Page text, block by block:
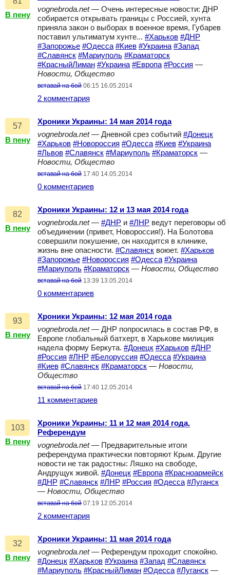
В пену
vognebroda.net— Очень интересные новости: ДНР
собирается открывать границы с Россией, хунта
приняла закон о выборах в военное время, Губарев
поставил ультиматум хунте... #Харьков #ДНР
#Запорожье #Одесса #Киев #Украина #Запад
#Славянск #Мариуполь #Краматорск
#КрасныйЛиман #Украина #Европа #Россия —
Новости, Общество
вставай на бой 06:15 16.05.2014
2 комментария
57
В пену
Хроники Украины: 14 мая 2014 года
vognebroda.net— Дневной срез событий #Донецк
#Харьков #Новороссия #Одесса #Киев #Украина
#Львов #Славянск #Мариуполь #Краматорск —
Новости, Общество
вставай на бой 17:40 14.05.2014
0 комментариев
82
В пену
Хроники Украины: 12 и 13 мая 2014 года
vognebroda.net— #ДНР и #ЛНР ведут переговоры об
объединении (привет, Новороссия!). На Болотова
совершили покушение, он находится в клинике,
жизнь вне опасности. #Славянск воюет. #Харьков
#Запорожье #Новороссия #Одесса #Украина
#Мариуполь #Краматорск — Новости, Общество
вставай на бой 13:39 13.05.2014
0 комментариев
93
В пену
Хроники Украины: 12 мая 2014 года
vognebroda.net— ДНР попросилась в состав РФ, в
Европе глобальный батхерт, в Харькове милиция
надела форму Беркута. #Донецк #Харьков #ДНР
#Россия #ЛНР #Белоруссия #Одесса #Украина
#Киев #Славянск #Краматорск — Новости,
Общество
вставай на бой 17:40 12.05.2014
11 комментариев
103
В пену
Хроники Украины: 11 и 12 мая 2014 года.
Референдум
vognebroda.net— Предварительные итоги
референдума практически повторяют Крым. Другие
новости не так радостны: Ляшко на свободе,
Андрущук живой. #Донецк #Европа #Красноармейск
#ДНР #Славянск #ЛНР #Россия #Одесса #Луганск
— Новости, Общество
вставай на бой 07:19 12.05.2014
2 комментария
32
В пену
Хроники Украины: 11 мая 2014 года
vognebroda.net— Референдум проходит спокойно.
#Донецк #Харьков #Украина #Запад #Славянск
#Мариуполь #КрасныйЛиман #Одесса #Луганск —